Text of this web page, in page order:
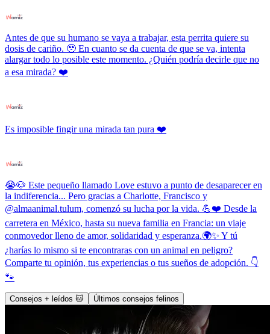
Antes de que su humano se vaya a trabajar, esta perrita quiere su
dosis de cariño. 🥹 En cuanto se da cuenta de que se va, intenta
alargar todo lo posible este momento. ¿Quién podría decirle que no
a esa mirada? ❤️
Es imposible fingir una mirada tan pura ❤️
😭🐶 Este pequeño llamado Love estuvo a punto de desaparecer en
la indiferencia... Pero gracias a Charlotte, Francisco y
@almaanimal.tulum, comenzó su lucha por la vida. 💪❤️ Desde la
carretera en México, hasta su nueva familia en Francia: un viaje
conmovedor lleno de amor, solidaridad y esperanza.🌍✨ Y tú
¿harías lo mismo si te encontraras con un animal en peligro?
Comparte tu opinión, tus experiencias o tus sueños de adopción. 👇
🐾
Consejos + leídos 🐱 Últimos consejos felinos